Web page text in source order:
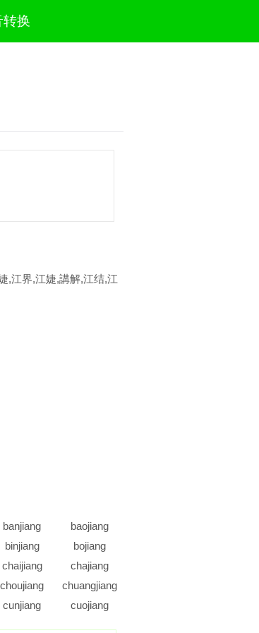
转换
,江界,江婕,講解,江结,江
banjiang
baojiang
binjiang
bojiang
chaijiang
chajiang
choujiang
chuangjiang
cunjiang
cuojiang